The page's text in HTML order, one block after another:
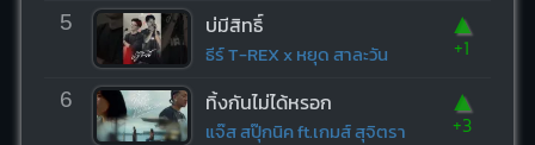
5 บ่มีสิทธิ์
ธีร์ T-REX x หยุด สาละวัน
▲
+1
6 ทิ้งกันไม่ได้หรอก
แจ๊ส สปุ๊กนิค ft.เกมส์ สุจิตรา
▲
+3